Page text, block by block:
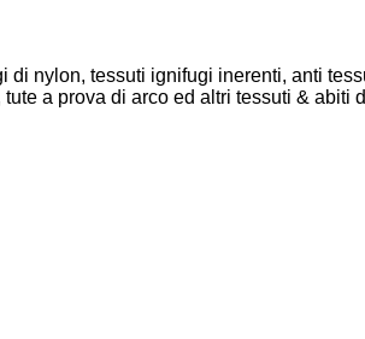
nylon, tessuti ignifugi inerenti, anti
a prova di arco ed altri tessuti & abiti